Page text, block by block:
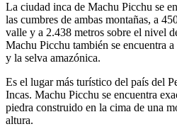
La ciudad inca de Machu Picchu se
las cumbres de ambas montañas, a
valle y a 2.438 metros sobre el nivel
Machu Picchu también se encuentra
y la selva amazónica.
Es el lugar más turístico del país del
Incas. Machu Picchu se encuentra
piedra construido en la cima de una
altura.